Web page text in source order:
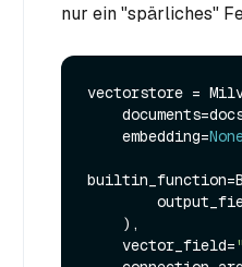
nur ein "spärliches"
vectorstore =
    embedding=
    vector_field=